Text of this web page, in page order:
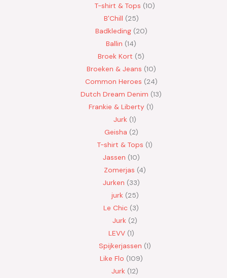
T-shirt & Tops 10
B'Chill 25
Badkleding 20
Ballin 14
Broek Kort 5
Broeken & Jeans 10
Common Heroes 24
Dutch Dream Denim 13
Frankie & Liberty 1
Jurk 1
Geisha 2
T-shirt & Tops 1
Jassen 10
Zomerjas 4
Jurken 33
jurk 25
Le Chic 3
Jurk 2
LEVV 1
Spijkerjassen 1
Like Flo 109
Jurk 12